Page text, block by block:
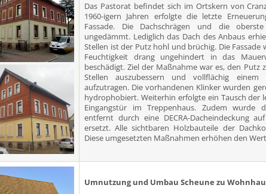
Das Pastorat befindet sich im Ortskern von
1960-igern Jahren erfolgte die letzte
Fassade. Die Dachschrägen und die
ungedämmt. Lediglich das Dach des Anbaus
Stellen ist der Putz hohl und brüchig. Die Fassade
Feuchtigkeit drang ungehindert in das
beschädigt. Ziel der Maßnahme war es, den Putz
Stellen auszubessern und vollflächig einem
aufzutragen. Die vorhandenen Klinker wurden
hydrophobiert. Weiterhin erfolgte ein Tausch der
Eingangstür im Treppenhaus. Zudem wurde
entfernt durch eine DECRA-Dacheindeckung
ersetzt. Alle sichtbaren Holzbauteile der
Diese umgesetzten Maßnahmen erhöhen den
Umnutzung und Umbau Scheune zu